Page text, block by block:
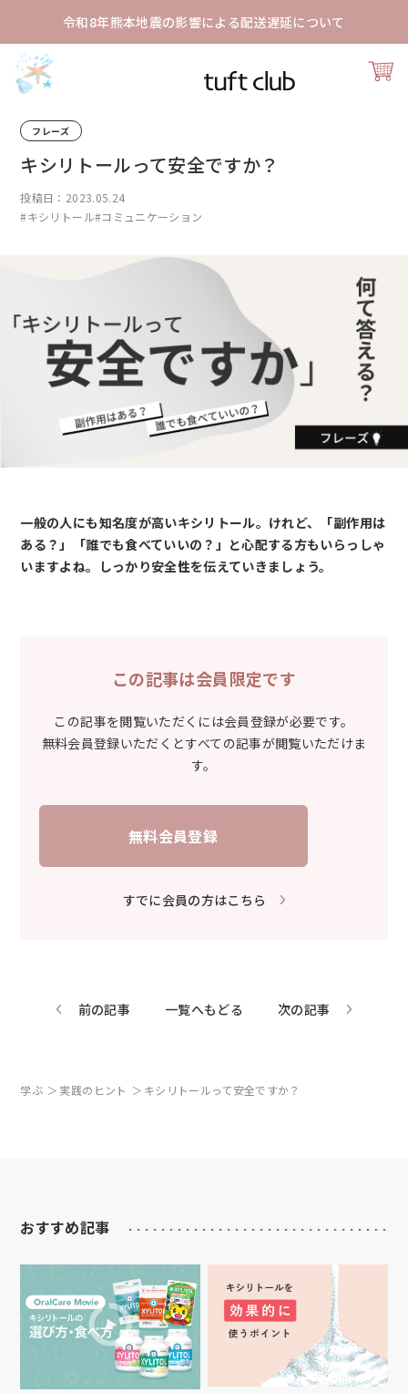
令和8年熊本地震の影響による配送遅延について
フレーズ
キシリトールって安全ですか？
投稿日：2023.05.24
#キシリトール#コミュニケーション
一般の人にも知名度が高いキシリトール。けれど、「副作用は
ある？」「誰でも食べていいの？」と心配する方もいらっしゃ
いますよね。しっかり安全性を伝えていきましょう。
この記事は会員限定です
この記事を閲覧いただくには会員登録が必要です。
無料会員登録いただくとすべての記事が閲覧いただけま
す。
無料会員登録
すでに会員の方はこちら
前の記事 一覧へもどる 次の記事
学ぶ 実践のヒント キシリトールって安全ですか？
おすすめ記事